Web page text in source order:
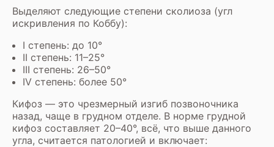
Выделяют следующие степени сколиоза (угл
искривления по Коббу):
I степень: до 10°
II степень: 11–25°
III степень: 26–50°
IV степень: более 50°
Кифоз — это чрезмерный изгиб позвоночника
назад, чаще в грудном отделе. В норме грудной
кифоз составляет 20–40°, всё, что выше данного
угла, считается патологией и включает: